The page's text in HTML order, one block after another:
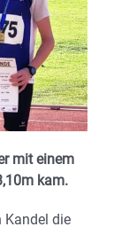
mit einem
kam.
Kandel die